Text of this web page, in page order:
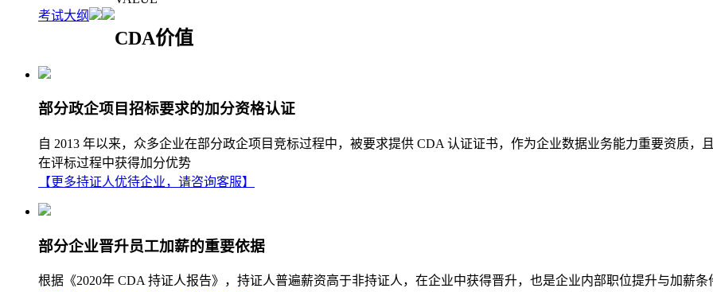
考试大纲
CDA价值
部分政企项目招标要求的加分资格认证
自 2013 年以来，众多企业在部分政企项目竞标过程中，被要求提供 CDA 认证证书，作为企业数据业务能力重要资质
在评标过程中获得加分优势
【更多持证人优待企业，请咨询客服】
部分企业晋升员工加薪的重要依据
根据《2020年 CDA 持证人报告》，持证人普遍薪资高于非持证人，在企业中获得晋升，也是企业内部职位提升与加薪条